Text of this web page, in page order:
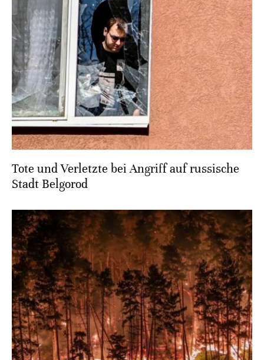
Tote und Verletzte bei Angriff auf russische
Stadt Belgorod